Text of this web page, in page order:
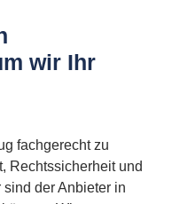
wir Ihr
fachgerecht zu
Rechtssicherheit und
der Anbieter in